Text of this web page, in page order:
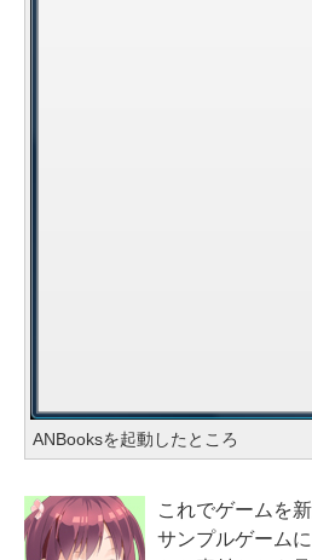
ANBooksを起動したところ
これでゲームを
サンプルゲーム